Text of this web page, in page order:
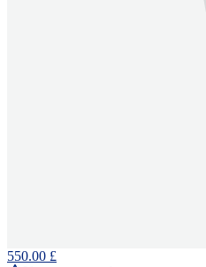
550.00 £